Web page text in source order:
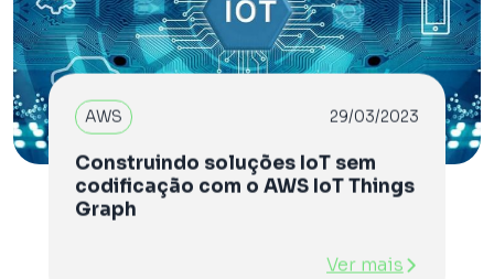
AWS 29/03/2023
Construindo soluções IoT sem
codificação com o AWS IoT Things
Graph
Ver mais